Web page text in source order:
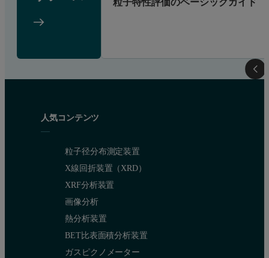
人気コンテンツ
粒子径分布測定装置
X線回折装置（XRD）
XRF分析装置
画像分析
熱分析装置
BET比表面積分析装置
ガスピクノメーター